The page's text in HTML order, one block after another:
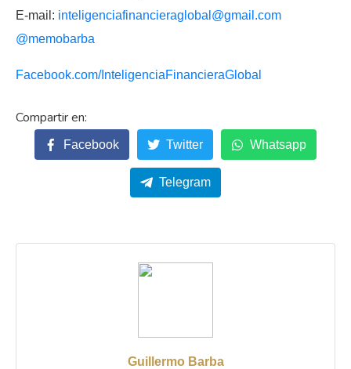
E-mail: inteligenciafinancieraglobal@gmail.com
@memobarba
Facebook.com/InteligenciaFinancieraGlobal
Facebook Twitter Whatsapp
Telegram
Guillermo Barba